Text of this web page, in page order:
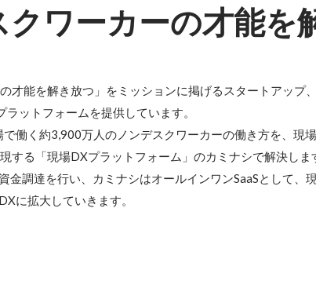
クワーカーの才能を
の才能を解き放つ」をミッションに掲げるスタートアップ
ラットフォームを提供しています。
で働く約3,900万人のノンデスクワーカーの働き方を、現
する「現場DXプラットフォーム」のカミナシで解決し
金調達を行い、カミナシはオールインワンSaaSとして、
に拡大していきます。